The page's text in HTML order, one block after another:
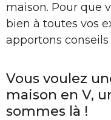
maison. Pour que
bien à toutes vos
apportons
Vous voulez
maison en V,
sommes là !